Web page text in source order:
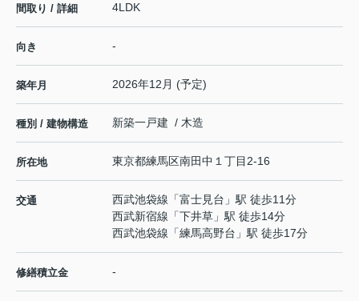
間取り / 詳細 4LDK
向き -
築年月 2026年12月 (予定)
種別 / 建物構造 新築一戸建 / 木造
所在地 東京都練馬区南田中 １丁目2-16
交通 西武池袋線 「富士見台 」駅 徒歩11分
西武新宿線 「下井草 」駅 徒歩14分
西武池袋線 「練馬高野台 」駅 徒歩17分
修繕積立金 -